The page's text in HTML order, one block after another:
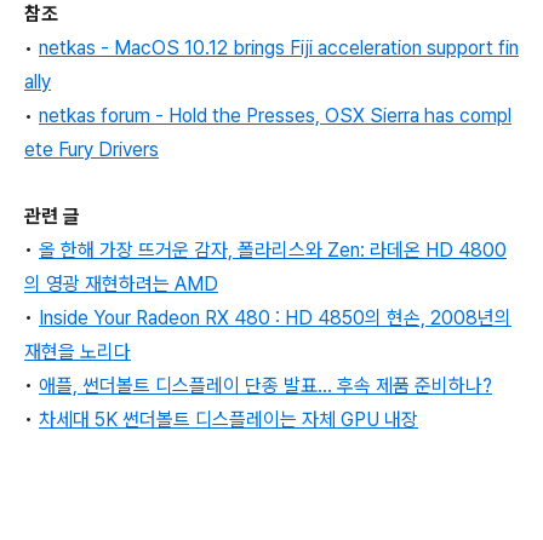
참조
• netkas - MacOS 10.12 brings Fiji acceleration support fin
ally
• netkas forum - Hold the Presses, OSX Sierra has compl
ete Fury Drivers
관련 글
• 올 한해 가장 뜨거운 감자, 폴라리스와 Zen: 라데온 HD 4800
의 영광 재현하려는 AMD
• Inside Your Radeon RX 480 : HD 4850의 현손, 2008년의
재현을 노리다
• 애플, 썬더볼트 디스플레이 단종 발표... 후속 제품 준비하나?
• 차세대 5K 썬더볼트 디스플레이는 자체 GPU 내장